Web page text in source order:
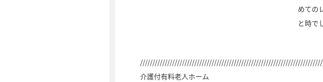
めての
と時で
介護付有料老人ホーム